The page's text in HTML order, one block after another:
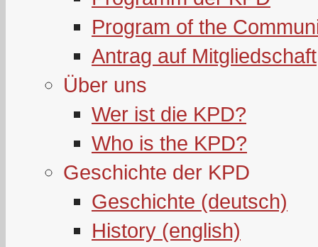
Program of the
Antrag auf Mitgliedschaft
Über uns
Wer ist die KPD?
Who is the KPD?
Geschichte der KPD
Geschichte (deutsch)
History (english)